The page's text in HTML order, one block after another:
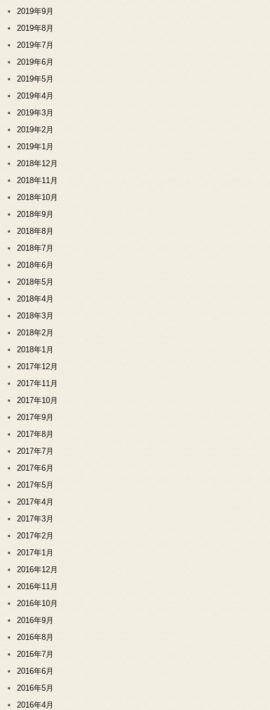
2019年9月
2019年8月
2019年7月
2019年6月
2019年5月
2019年4月
2019年3月
2019年2月
2019年1月
2018年12月
2018年11月
2018年10月
2018年9月
2018年8月
2018年7月
2018年6月
2018年5月
2018年4月
2018年3月
2018年2月
2018年1月
2017年12月
2017年11月
2017年10月
2017年9月
2017年8月
2017年7月
2017年6月
2017年5月
2017年4月
2017年3月
2017年2月
2017年1月
2016年12月
2016年11月
2016年10月
2016年9月
2016年8月
2016年7月
2016年6月
2016年5月
2016年4月